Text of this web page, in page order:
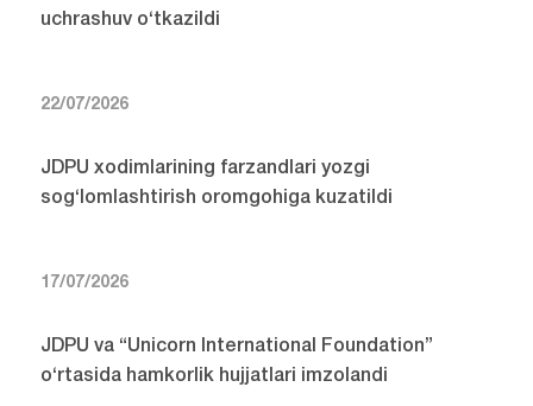
uchrashuv o‘tkazildi
22/07/2026
JDPU xodimlarining farzandlari yozgi
sog‘lomlashtirish oromgohiga kuzatildi
17/07/2026
JDPU va “Unicorn International Foundation”
o‘rtasida hamkorlik hujjatlari imzolandi